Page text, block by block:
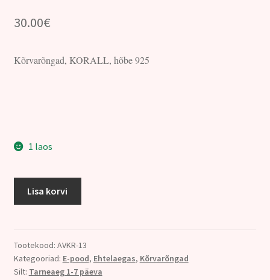
30.00€
Kõrvarõngad, KORALL, hõbe 925
1 laos
kogus
Lisa korvi
Tootekood: AVKR-13
Kategooriad: E-pood, Ehtelaegas, Kõrvarõngad
Silt: Tarneaeg 1-7 päeva